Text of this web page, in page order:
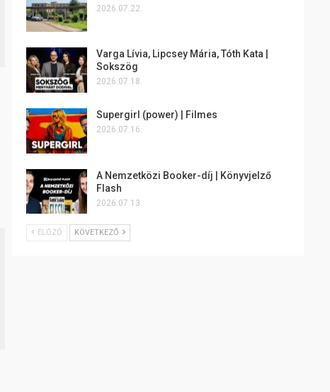
2026.07.22.
Varga Lívia, Lipcsey Mária, Tóth Kata |
Sokszög
2026.07.18.
Supergirl (power) | Filmes
2026.07.16.
A Nemzetközi Booker-díj | Könyvjelző
Flash
2026.07.13.
ELŐZŐ KÖVETKEZŐ